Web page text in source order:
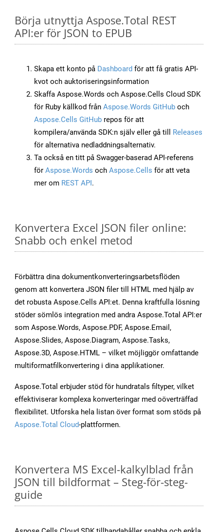
Börja utnyttja Aspose.Total REST
API:er för JSON to EPUB
Skapa ett konto på Dashboard för att få gratis API-
kvot och auktoriseringsinformation
Skaffa Aspose.Words och Aspose.Cells Cloud SDK
för Ruby källkod från Aspose.Words GitHub och
Aspose.Cells GitHub repos för att
kompilera/använda SDK:n själv eller gå till Releases
för alternativa nedladdningsalternativ.
Ta också en titt på Swagger-baserad API-referens
för Aspose.Words och Aspose.Cells för att veta
mer om REST API.
Konvertera Excel JSON filer online:
Snabb och enkel metod
Förbättra dina dokumentkonverteringsarbetsflöden
genom att konvertera JSON filer till HTML med hjälp av
det robusta Aspose.Cells API:et. Denna kraftfulla lösning
stöder sömlös integration med andra Aspose.Total API:er
som Aspose.Words, Aspose.PDF, Aspose.Email,
Aspose.Slides, Aspose.Diagram, Aspose.Tasks,
Aspose.3D, Aspose.HTML – vilket möjliggör omfattande
multiformatfilkonvertering i dina applikationer.
Aspose.Total erbjuder stöd för hundratals filtyper, vilket
effektiviserar komplexa konverteringar med oöverträffad
flexibilitet. Utforska hela listan över format som stöds på
Aspose.Total Cloud-plattformen.
Konvertera MS Excel-kalkylblad från
JSON till bildformat – Steg-för-steg-
guide